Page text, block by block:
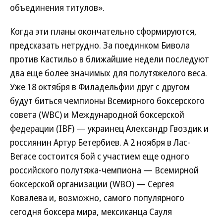
объединения титулов».
Когда эти планы окончательно сформируются,
предсказать нетрудно. За поединком Бивола
против Кастильо в ближайшие недели последуют
два еще более значимых для полутяжелого веса.
Уже 18 октября в Филадельфии друг с другом
будут биться чемпионы Всемирного боксерского
совета (WBC) и Международной боксерской
федерации (IBF) — украинец Александр Гвоздик и
россиянин Артур Бетербиев. А 2 ноября в Лас-
Вегасе состоится бой с участием еще одного
российского полутяжа-чемпиона — Всемирной
боксерской организации (WBO) — Сергея
Ковалева и, возможно, самого популярного
сегодня боксера мира, мексиканца Сауля